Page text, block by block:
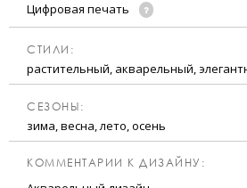
Цифровая печать
CТИЛИ:
растительный, акварельный,
CЕЗОНЫ:
зима, весна, лето, осень
КОММЕНТАРИИ К ДИЗАЙНУ: